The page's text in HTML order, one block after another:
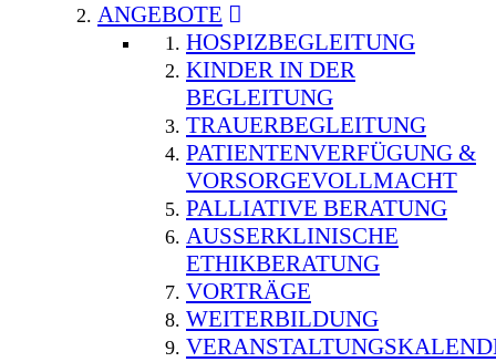
ANGEBOTE
HOSPIZBEGLEITUNG
KINDER IN DER
BEGLEITUNG
TRAUERBEGLEITUNG
PATIENTENVERFÜGUNG &
VORSORGEVOLLMACHT
PALLIATIVE BERATUNG
AUSSERKLINISCHE E
THIKBERATUNG
VORTRÄGE
WEITERBILDUNG